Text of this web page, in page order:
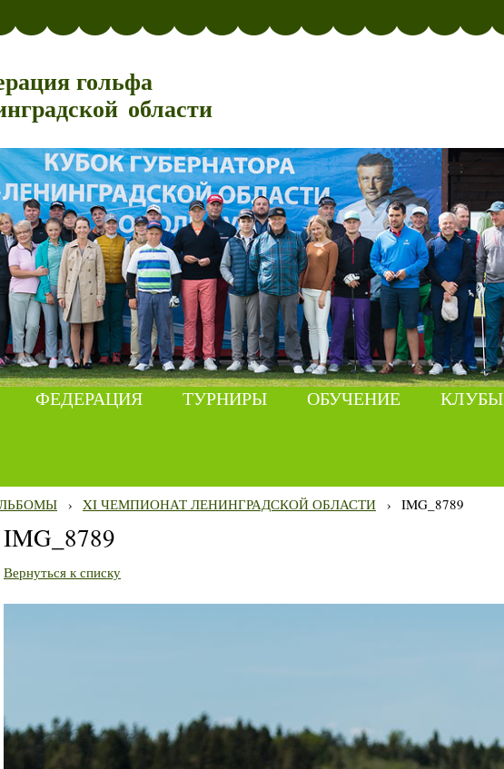
гольфа
области
ФЕДЕРАЦИЯ ТУРНИРЫ ОБУЧЕНИЕ КЛУБЫ
› XI ЧЕМПИОНАТ ЛЕНИНГРАДСКОЙ ОБЛАСТИ › IMG_8789
IMG_8789
Вернуться к списку